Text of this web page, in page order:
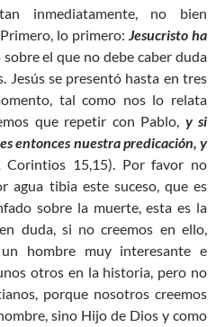
inmediatamente, no bien
lo primero: Jesucristo ha
sobre el que no debe caber duda
Jesús se presentó hasta en tres
tal como nos lo relata
que repetir con Pablo, y si
entonces nuestra predicación, y
Corintios 15,15). Por favor no
agua tibia este suceso, que es
sobre la muerte, esta es la
duda, si no creemos en ello,
hombre muy interesante e
otros en la historia, pero no
porque nosotros creemos
sino Hijo de Dios y como